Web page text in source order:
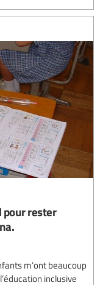
rester
m’ont beaucoup
inclusive